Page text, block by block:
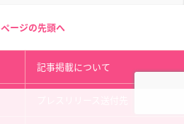
ページの先頭へ
記事掲載について